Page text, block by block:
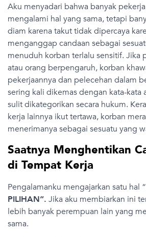
Aku menyadari bahwa banyak
mengalami hal yang sama, tetapi
diam karena takut tidak dipercaya
menganggap candaan sebagai
menuduh korban terlalu sensitif. Jika
atau orang berpengaruh, korban
pekerjaannya dan pelecehan dalam
sering kali dikemas dengan kata-kata
sulit dikategorikan secara hukum.
kerja lainnya ikut tertawa, korban
menerimanya sebagai sesuatu yang
Saatnya Menghentikan
di Tempat Kerja
Pengalamanku mengajarkan satu hal “
PILIHAN“. Jika aku membiarkan ini
lebih banyak perempuan lain yang
sama.